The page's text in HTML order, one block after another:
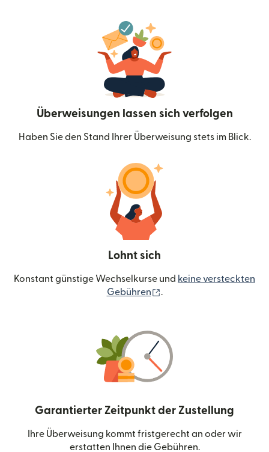
Überweisungen lassen sich verfolgen
Haben Sie den Stand Ihrer Überweisung stets im Blick.
Lohnt sich
Konstant günstige Wechselkurse und keine versteckten
Gebühren
.
Garantierter Zeitpunkt der Zustellung
Ihre Überweisung kommt fristgerecht an oder wir
erstatten Ihnen die Gebühren.